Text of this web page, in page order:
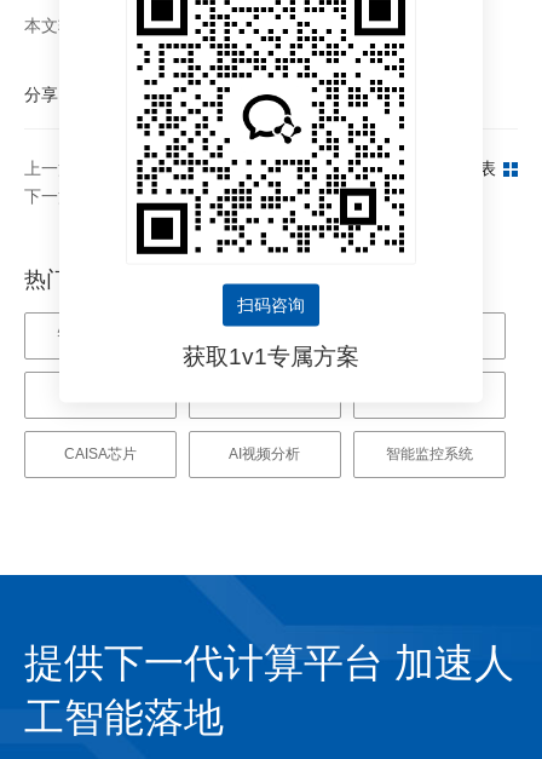
本文转载自：https://tech.huanqiu.com/article/9CaKrnKmtz4
分享：
上一篇：【大公报】大湾区学子珠海共研AI“芯”科技
返回列表
下一篇：【南方日报】政务数据资源向人工智能应用开放，深圳人工智能应用创新服务中心启动
热门标签
智能视频分析
CAISA芯片 AI视频分析 智能监控系统
提供下一代计算平台 加速人
工智能落地
扫码咨询
获取1v1专属方案